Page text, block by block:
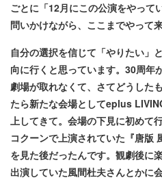
ごとに「12月にこの公演をやって
問いかけながら、ここまでやって
自分の選択を信じて「やりたい」
向に行くと思っています。30周年
劇場が取れなくて、さてどうした
たら新たな会場としてeplus
上してきて。会場の下見に初めて
コクーンで上演されていた『唐版
を見た後だったんです。観劇後に
出演していた風間杜夫さんとかに